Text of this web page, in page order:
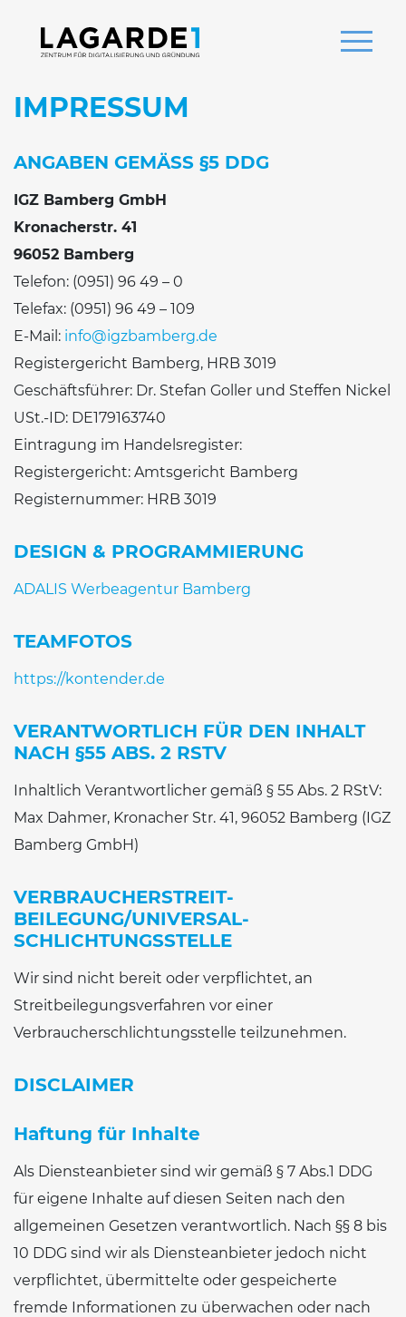
IMPRESSUM
ANGABEN GEMÄSS §5 DDG
IGZ Bamberg GmbH
Kronacherstr. 41
96052 Bamberg
Telefon: (0951) 96 49 – 0
Telefax: (0951) 96 49 – 109
E-Mail: info@igzbamberg.de
Registergericht Bamberg, HRB 3019
Geschäftsführer: Dr. Stefan Goller und Steffen Nickel
USt.-ID: DE179163740
Eintragung im Handelsregister:
Registergericht: Amtsgericht Bamberg
Registernummer: HRB 3019
DESIGN & PROGRAMMIERUNG
ADALIS Werbeagentur Bamberg
TEAMFOTOS
https://kontender.de
VERANTWORTLICH FÜR DEN INHALT
NACH §55 ABS. 2 RSTV
Inhaltlich Verantwortlicher gemäß § 55 Abs. 2 RStV:
Max Dahmer, Kronacher Str. 41, 96052 Bamberg (IGZ
Bamberg GmbH)
VERBRAUCHER­STREIT­
BEILEGUNG/UNIVERSAL­
SCHLICHTUNGS­STELLE
Wir sind nicht bereit oder verpflichtet, an
Streitbeilegungsverfahren vor einer
Verbraucherschlichtungsstelle teilzunehmen.
DISCLAIMER
Haftung für Inhalte
Als Diensteanbieter sind wir gemäß § 7 Abs.1 DDG
für eigene Inhalte auf diesen Seiten nach den
allgemeinen Gesetzen verantwortlich. Nach §§ 8 bis
10 DDG sind wir als Diensteanbieter jedoch nicht
verpflichtet, übermittelte oder gespeicherte
fremde Informationen zu überwachen oder nach